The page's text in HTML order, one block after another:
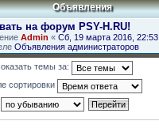
Объявления
на форум PSY-H.RU!
Admin « Сб, 19 марта 2016, 22:53
Объявления администраторов
темы за:
сортировки